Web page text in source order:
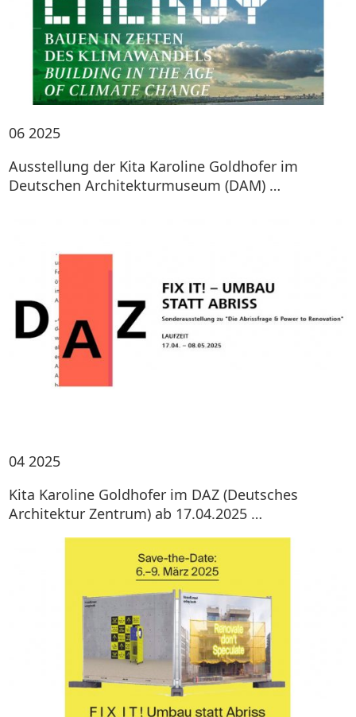
06 2025
Ausstellung der Kita Karoline Goldhofer im
Deutschen Architekturmuseum (DAM) …
04 2025
Kita Karoline Goldhofer im DAZ (Deutsches
Architektur Zentrum) ab 17.04.2025 …